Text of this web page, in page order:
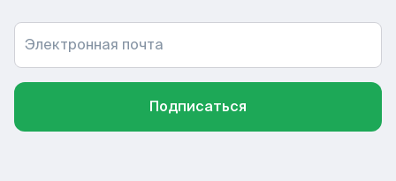
Электронная почта
Подписаться